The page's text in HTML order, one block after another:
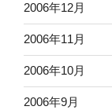
2006年12月
2006年11月
2006年10月
2006年9月